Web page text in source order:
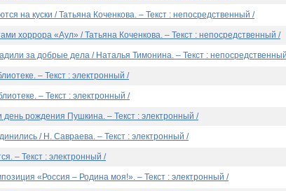
на куски / Татьяна Коченкова. – Текст : непосредственный /
хоррора «Аул» / Татьяна Коченкова. – Текст : непосредственный /
за добрые дела / Наталья Тимонина. – Текст :
– Текст : электронный /
– Текст : электронный /
день рождения Пушкина. – Текст : электронный /
/ Н. Савраева. – Текст : электронный /
– Текст : электронный /
«Россия – Родина моя!». – Текст : электронный /